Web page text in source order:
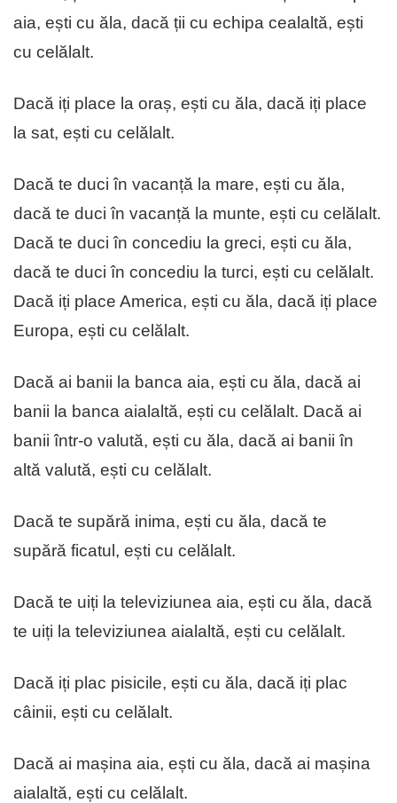
aia, ești cu ăla, dacă ții cu echipa cealaltă, ești
cu celălalt.
Dacă iți place la oraș, ești cu ăla, dacă iți place
la sat, ești cu celălalt.
Dacă te duci în vacanță la mare, ești cu ăla,
dacă te duci în vacanță la munte, ești cu celălalt.
Dacă te duci în concediu la greci, ești cu ăla,
dacă te duci în concediu la turci, ești cu celălalt.
Dacă iți place America, ești cu ăla, dacă iți place
Europa, ești cu celălalt.
Dacă ai banii la banca aia, ești cu ăla, dacă ai
banii la banca aialaltă, ești cu celălalt. Dacă ai
banii într-o valută, ești cu ăla, dacă ai banii în
altă valută, ești cu celălalt.
Dacă te supără inima, ești cu ăla, dacă te
supără ficatul, ești cu celălalt.
Dacă te uiți la televiziunea aia, ești cu ăla, dacă
te uiți la televiziunea aialaltă, ești cu celălalt.
Dacă iți plac pisicile, ești cu ăla, dacă iți plac
câinii, ești cu celălalt.
Dacă ai mașina aia, ești cu ăla, dacă ai mașina
aialaltă, ești cu celălalt.